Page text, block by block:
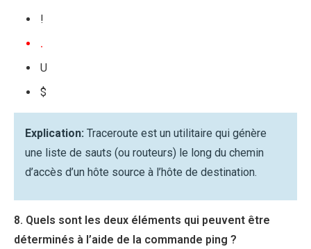
!
.
U
$
Explication: Traceroute est un utilitaire qui génère
une liste de sauts (ou routeurs) le long du chemin
d’accès d’un hôte source à l’hôte de destination.
8. Quels sont les deux éléments qui peuvent être
déterminés à l’aide de la commande ping ?